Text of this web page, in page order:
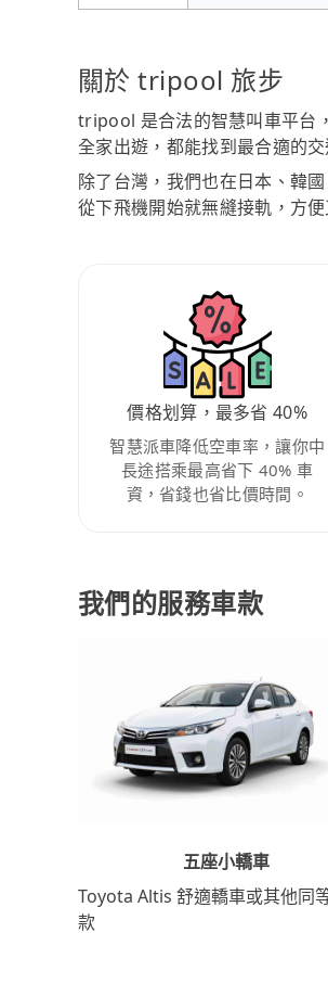
關於 tripool 旅步
tripool 是合法的智慧叫車平台
全家出遊，都能找到最合適的交
除了台灣，我們也在日本、韓
從下飛機開始就無縫接軌，方便
價格划算，最多省 40%
智慧派車降低空車率，讓你中
長途搭乘最高省下 40% 車
資，省錢也省比價時間。
我們的服務車款
五座小轎車
Toyota Altis 舒適轎車或其他同
款